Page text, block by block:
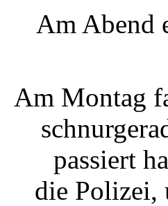
Am Abend
Am Montag
passiert
die Polizei,